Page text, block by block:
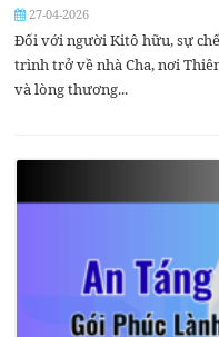
27-04-2026
Đối với người Kitô hữu, sự
trình trở về nhà Cha, nơi
và lòng thương...